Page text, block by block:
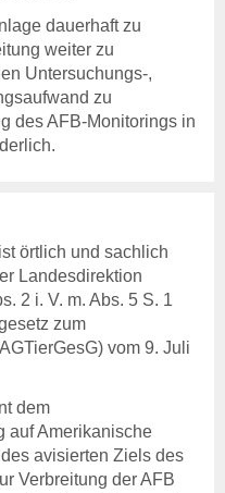
Login
Sächsische
Tierseuchenkasse
dauerhaft zu
weiter zu
Untersuchungs-,
zu
des AFB-Monitorings in
örtlich und sachlich
Landesdirektion
2 i. V. m. Abs. 5 S. 1
zum
vom 9. Juli
dem
auf Amerikanische
avisierten Ziels des
Verbreitung der AFB